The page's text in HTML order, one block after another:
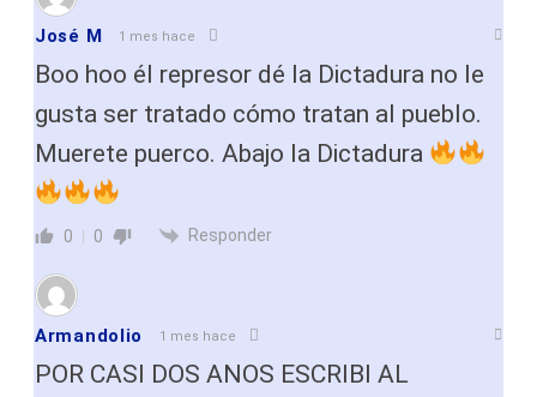
José M 1 mes hace
Boo hoo él represor dé la Dictadura no le
gusta ser tratado cómo tratan al pueblo.
Muerete puerco. Abajo la Dictadura
0 0 Responder
Armandolio 1 mes hace
POR CASI DOS ANOS ESCRIBI AL